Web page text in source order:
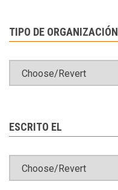
TIPO DE ORGANIZACIÓN
ESCRITO EL